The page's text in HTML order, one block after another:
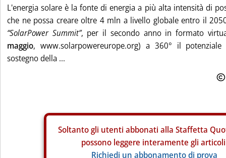
L'energia solare è la fonte di energia a più alta intensità di
che ne possa creare oltre 4 mln a livello globale entro il
“SolarPower Summit”, per il secondo anno in formato
maggio, www.solarpowereurope.org) a 360° il
sostegno della ...
Soltanto gli utenti abbonati alla Staffetta
possono leggere interamente gli
Richiedi un abbonamento di prova